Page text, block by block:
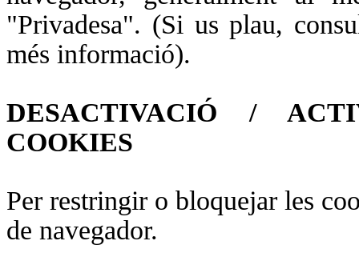
"Privadesa". (Si us plau,
més informació).
DESACTIVACIÓ /
COOKIES
Per restringir o bloquejar les
de navegador.